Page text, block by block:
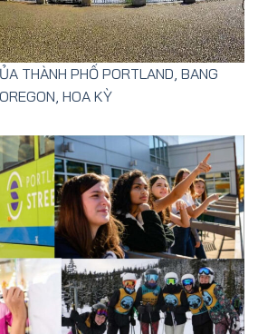
THÀNH PHỐ PORTLAND, BANG
OREGON, HOA KỲ